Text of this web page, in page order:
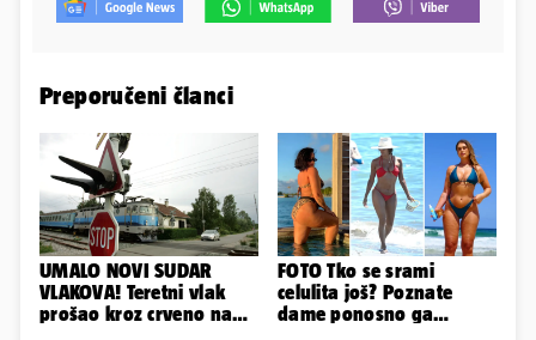
Preporučeni članci
UMALO NOVI SUDAR
VLAKOVA! Teretni vlak
prošao kroz crveno na
FOTO Tko se srami
celulita još? Poznate
dame ponosno ga